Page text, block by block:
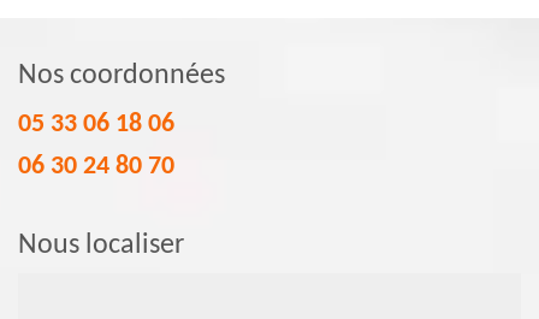
Nos coordonnées
05 33 06 18 06
06 30 24 80 70
Nous localiser